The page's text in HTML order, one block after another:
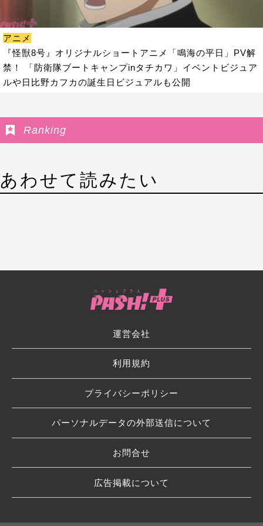
アニメ
『怪獣8号』オリジナルショートアニメ「鳴海の平日」PV解
禁！ 「防衛隊ブートキャンプinタチカワ」イベントビジュア
ルや日比野カフカの誕生日ビジュアルも公開
Ranking
あわせて読みたい
運営会社
利用規約
プライバシーポリシー
パーソナルデータの外部送信について
お問合せ
広告掲載について